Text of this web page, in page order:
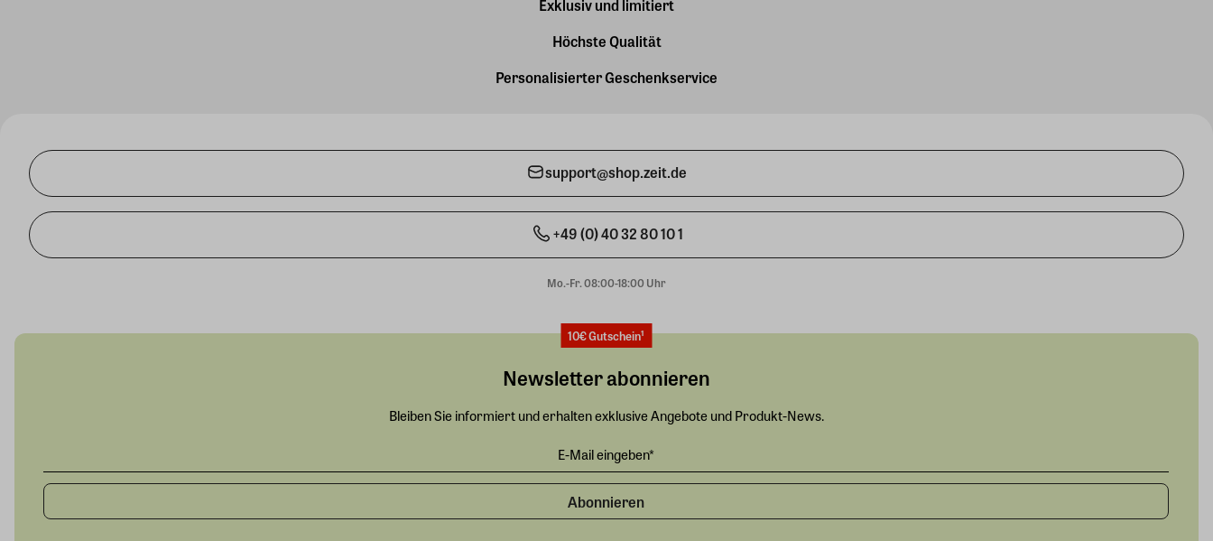
Exklusiv und limitiert
Höchste Qualität
Personalisierter Geschenkservice
support@shop.zeit.de
+49 (0) 40 32 80 10 1
Mo.-Fr. 08:00-18:00 Uhr
10€ Gutschein¹
Newsletter abonnieren
Bleiben Sie informiert und erhalten exklusive Angebote und Produkt-News.
Abonnieren